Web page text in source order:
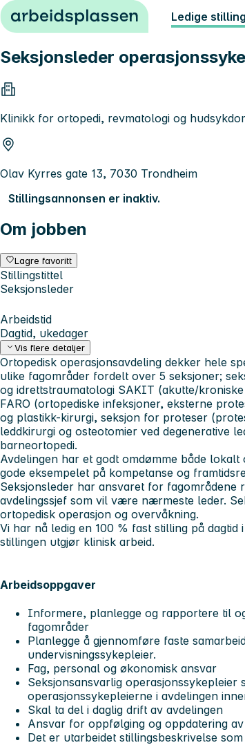
Hopp til innhold Ledige
Seksjonsleder
Klinikk for ortopedi, revmatologi og
Olav Kyrres gate 13, 7030 Trondheim
Stillingsannonsen er inaktiv.
Om jobben
Lagre favoritt
Stillingstittel
Seksjonsleder
Arbeidstid
Dagtid, ukedager
Vis flere detaljer
Ortopedisk operasjonsavdeling dekker hele
ulike fagområder fordelt over 5 seksjoner;
og idrettstraumatologi SAKIT (akutte/
FARO (ortopediske infeksjoner, eksterne
og plastikk-kirurgi, seksjon for proteser
leddkirurgi og osteotomier ved degenerative
barneortopedi.
Avdelingen har et godt omdømme både
gode eksempelet på kompetanse og
Seksjonsleder har ansvaret for
avdelingssjef som vil være nærmeste leder.
ortopedisk operasjon og overvåkning.
Vi har nå ledig en 100 % fast stilling på
stillingen utgjør klinisk arbeid.
Arbeidsoppgaver
Informere, planlegge og rapportere til
fagområder
Planlegge å gjennomføre faste
undervisningssykepleier.
Fag, personal og økonomisk ansvar
Seksjonsansvarlig
operasjonssykepleierne i avdelingen
Skal ta del i daglig drift av avdelingen
Ansvar for oppfølging og oppdatering
Det er utarbeidet stillingsbeskrivelse